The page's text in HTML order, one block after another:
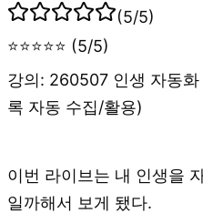
(5/5)
⭐⭐⭐⭐⭐ (5/5)
강의: 260507 인생 자동화
록 자동 수집/활용)
이번 라이브는 내 인생을
일까해서 보게 됐다.